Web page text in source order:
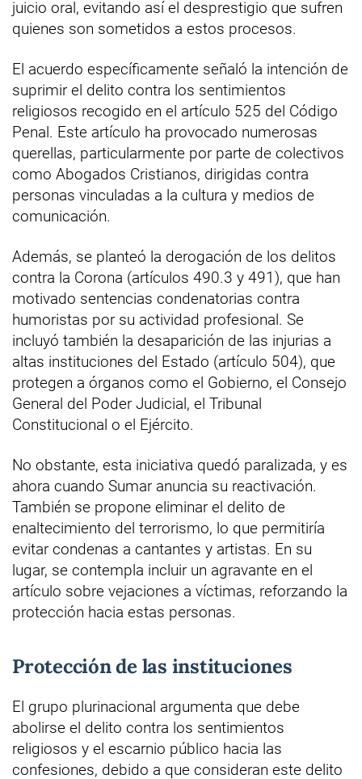
juicio oral, evitando así el desprestigio que sufren
quienes son sometidos a estos procesos.
El acuerdo específicamente señaló la intención de
suprimir el delito contra los sentimientos
religiosos recogido en el artículo 525 del Código
Penal. Este artículo ha provocado numerosas
querellas, particularmente por parte de colectivos
como Abogados Cristianos, dirigidas contra
personas vinculadas a la cultura y medios de
comunicación.
Además, se planteó la derogación de los delitos
contra la Corona (artículos 490.3 y 491), que han
motivado sentencias condenatorias contra
humoristas por su actividad profesional. Se
incluyó también la desaparición de las injurias a
altas instituciones del Estado (artículo 504), que
protegen a órganos como el Gobierno, el Consejo
General del Poder Judicial, el Tribunal
Constitucional o el Ejército.
No obstante, esta iniciativa quedó paralizada, y es
ahora cuando Sumar anuncia su reactivación.
También se propone eliminar el delito de
enaltecimiento del terrorismo, lo que permitiría
evitar condenas a cantantes y artistas. En su
lugar, se contempla incluir un agravante en el
artículo sobre vejaciones a víctimas, reforzando la
protección hacia estas personas.
Protección de las instituciones
El grupo plurinacional argumenta que debe
abolirse el delito contra los sentimientos
religiosos y el escarnio público hacia las
confesiones, debido a que consideran este delito